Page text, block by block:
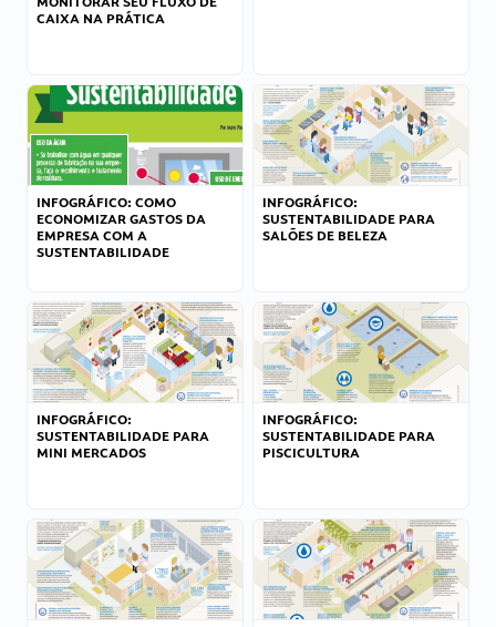
CAIXA NA PRÁTICA
INFOGRÁFICO: COMO
ECONOMIZAR GASTOS DA
EMPRESA COM A
SUSTENTABILIDADE
INFOGRÁFICO:
SUSTENTABILIDADE PARA
SALÕES DE BELEZA
INFOGRÁFICO:
SUSTENTABILIDADE PARA
MINI MERCADOS
INFOGRÁFICO:
SUSTENTABILIDADE PARA
PISCICULTURA